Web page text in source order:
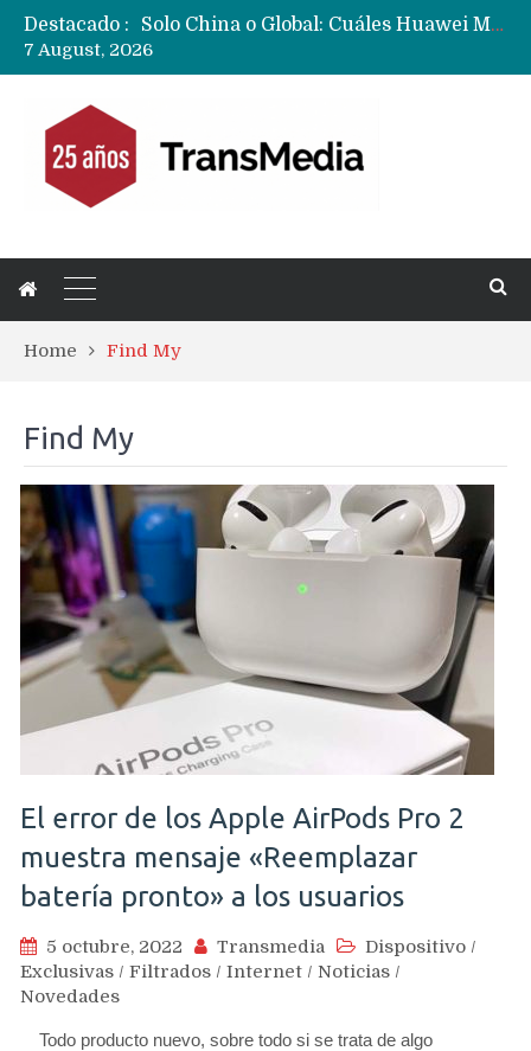
Destacado :
Data Centers de Huawei en Chile, México, Brasil,Perú y Argentina podrían verse afectados por arremetida de EE.UU
7 August, 2026
Home Find My
Find My
El error de los Apple AirPods Pro 2
muestra mensaje «Reemplazar
batería pronto» a los usuarios
5 octubre, 2022 Transmedia Dispositivo /
Exclusivas / Filtrados / Internet / Noticias /
Novedades
Todo producto nuevo, sobre todo si se trata de algo